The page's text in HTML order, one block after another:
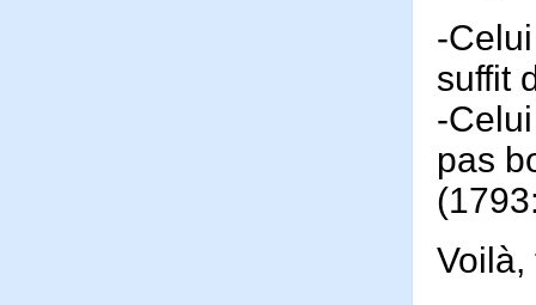
-
suffit
-
pas